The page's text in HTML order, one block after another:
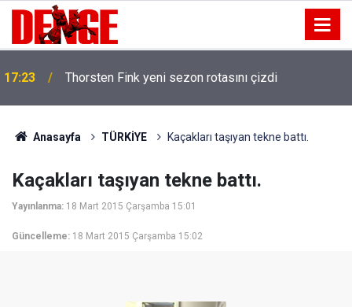
17:23 Thorsten Fink yeni sezon rotasını çizdi
Anasayfa TÜRKİYE Kaçakları taşıyan tekne battı.
Kaçakları taşıyan tekne battı.
Yayınlanma: 18 Mart 2015 Çarşamba 15:01
Güncelleme: 18 Mart 2015 Çarşamba 15:02